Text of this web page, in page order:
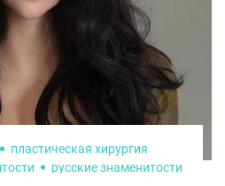
пластическая хирургия
русские знаменитости